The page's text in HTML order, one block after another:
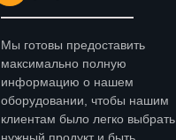
Мы готовы предоставить
максимально полную
информацию о нашем
оборудовании, чтобы нашим
клиентам было легко выбрать